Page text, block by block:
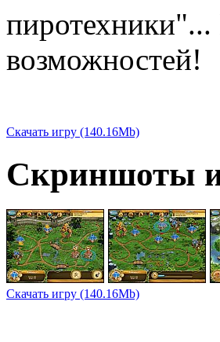
возможностей!
Скачать игру (140.16Mb)
Скриншоты
Скачать игру (140.16Mb)